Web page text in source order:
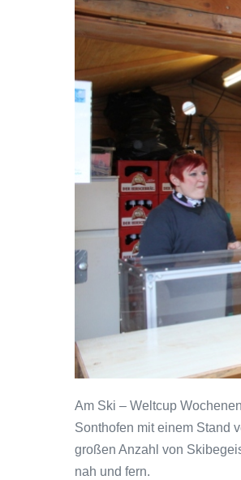
Am Ski – Weltcup
Sonthofen mit einem Stand
großen Anzahl von
nah und fern.